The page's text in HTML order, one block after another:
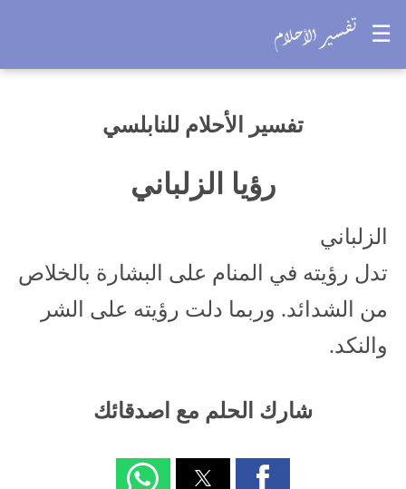
☰
تفسير الأحلام للنابلسي
رؤيا الزلباني
الزلباني
تدل رؤيته في المنام على البشارة بالخلاص
من الشدائد. وربما دلت رؤيته على الشر
والنكد.
شارك الحلم مع اصدقائك